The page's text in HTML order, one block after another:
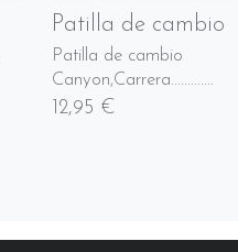
Patilla de cambio
Patilla de cambio
Canyon,Carrera.............
12,95 €